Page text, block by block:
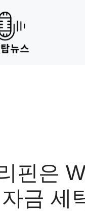
핀은
금 세